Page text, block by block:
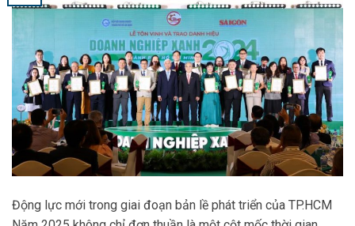
Động lực mới trong giai đoạn bản lề phát triển của TP.HCM